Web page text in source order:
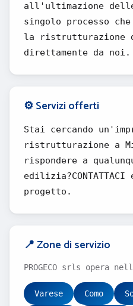
all'ultimazione
singolo processo
la ristrutturazione
direttamente da noi.
⚙️ Servizi offerti
Stai cercando
ristrutturazione a
rispondere a
progetto.
📍 Zone di servizio
PROGECO srls opera
Varese Como